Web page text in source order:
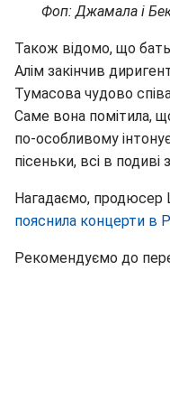
Фоп: Джамала і
Також відомо, що
Алім закінчив
Тумасова чудово
Саме вона помітила,
по-особливому
пісеньки, всі в подиві
Нагадаємо, продюсер
пояснила концерти в
Рекомендуємо до